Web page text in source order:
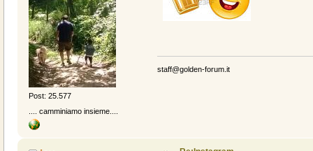
Post: 25.577
.... camminiamo insieme....
staff@golden-forum.it